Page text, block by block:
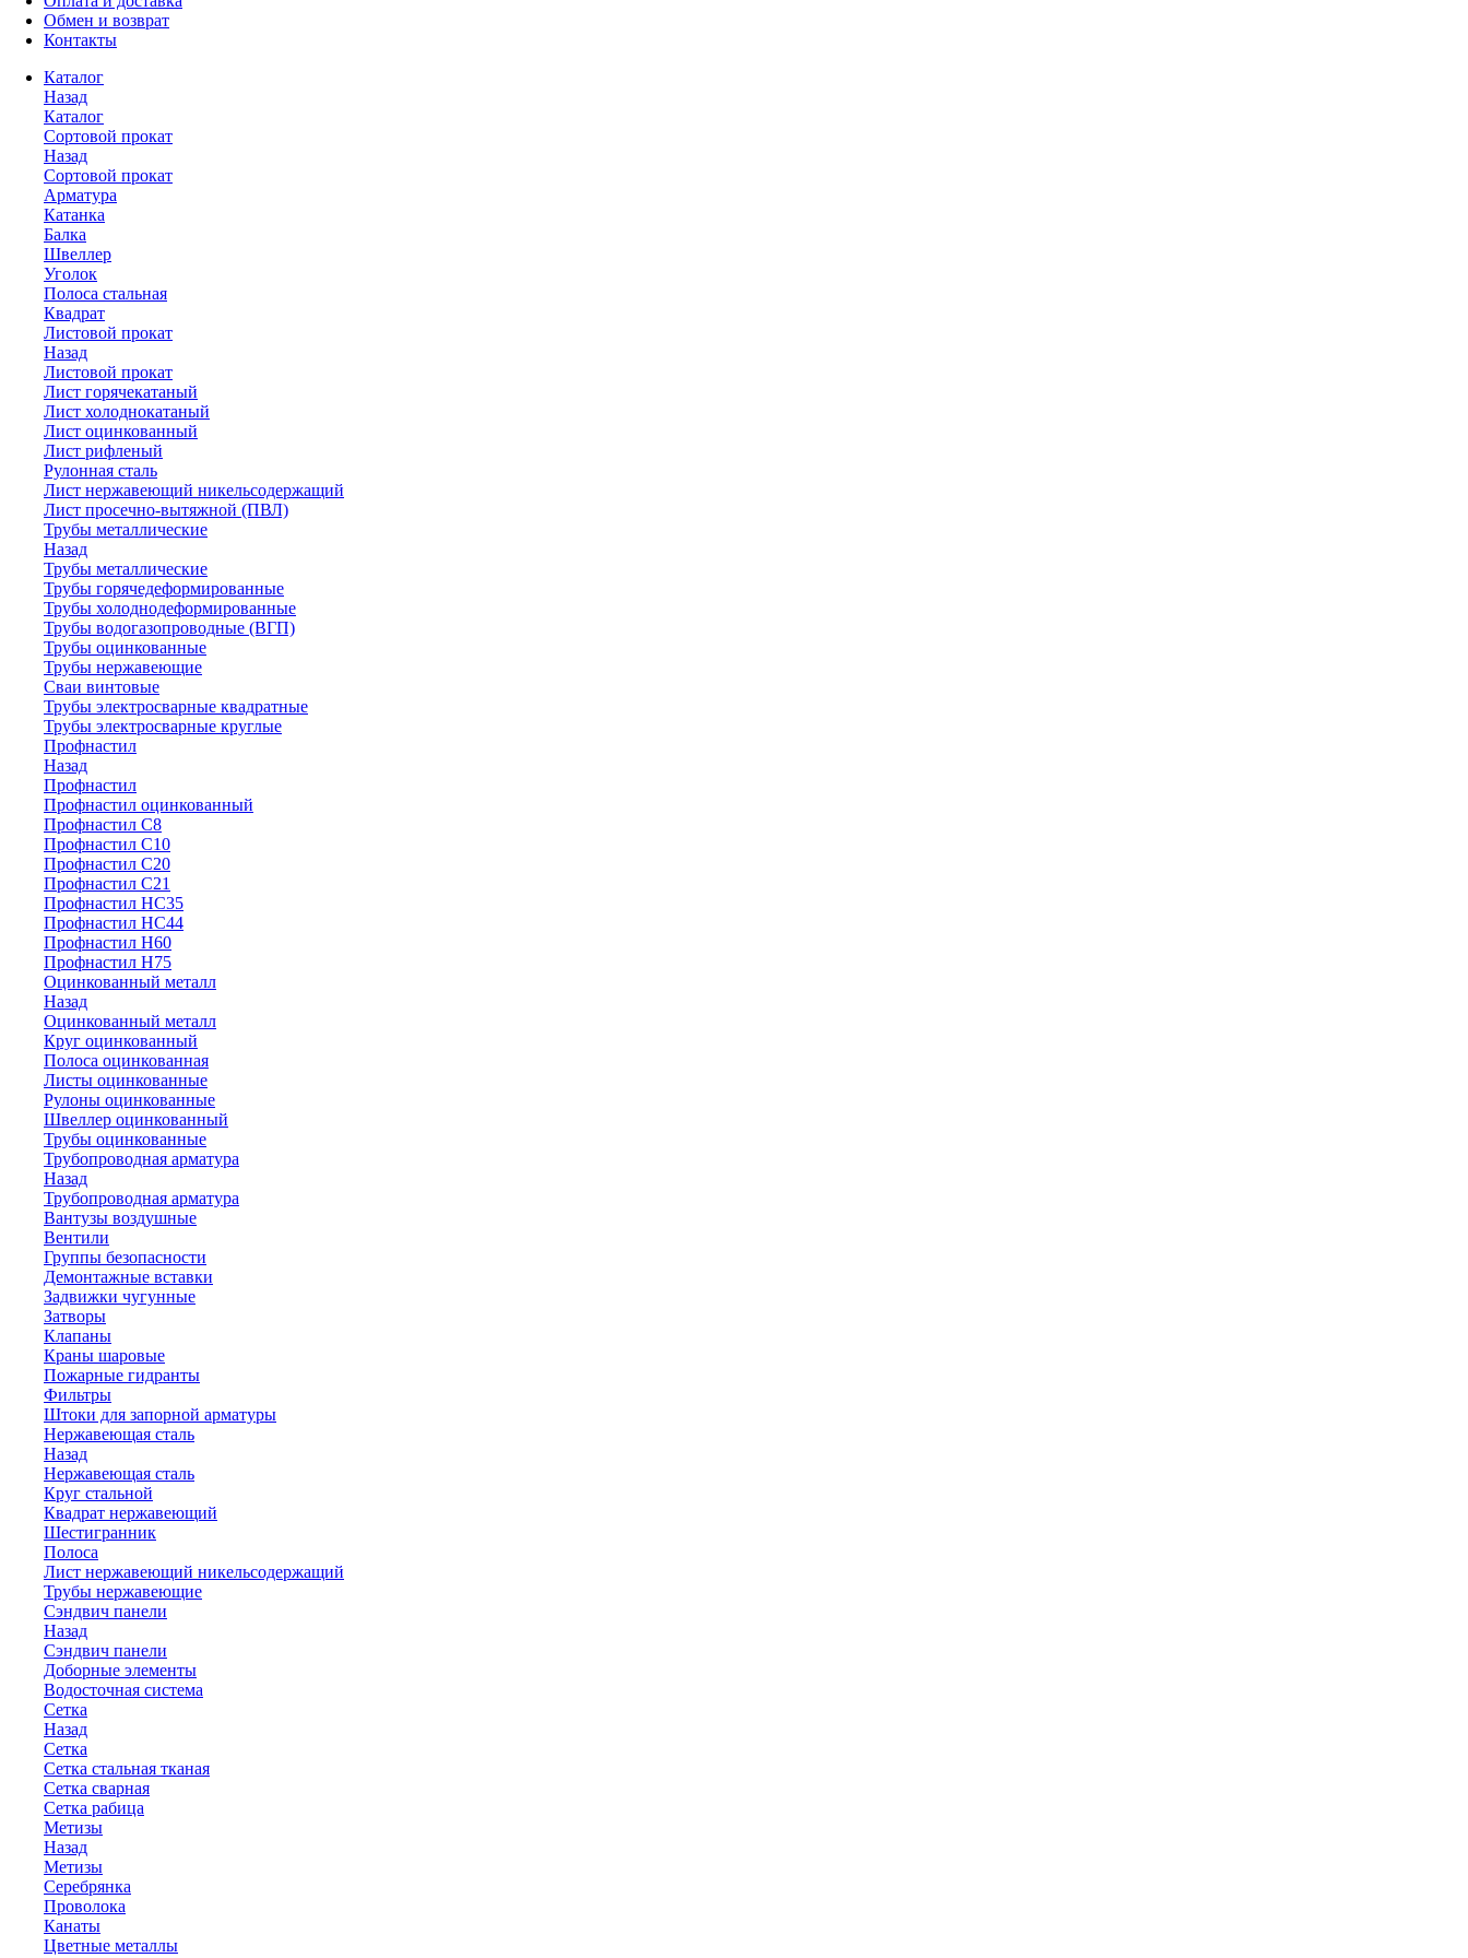
Обмен и возврат
Контакты
Каталог
Назад
Каталог
Сортовой прокат
Назад
Сортовой прокат
Арматура
Катанка
Балка
Швеллер
Уголок
Полоса стальная
Квадрат
Листовой прокат
Назад
Листовой прокат
Лист горячекатаный
Лист холоднокатаный
Лист оцинкованный
Лист рифленый
Рулонная сталь
Лист нержавеющий никельсодержащий
Лист просечно-вытяжной (ПВЛ)
Трубы металлические
Назад
Трубы металлические
Трубы горячедеформированные
Трубы холоднодеформированные
Трубы водогазопроводные (ВГП)
Трубы оцинкованные
Трубы нержавеющие
Сваи винтовые
Трубы электросварные квадратные
Трубы электросварные круглые
Профнастил
Назад
Профнастил
Профнастил оцинкованный
Профнастил С8
Профнастил С10
Профнастил С20
Профнастил С21
Профнастил НС35
Профнастил НС44
Профнастил Н60
Профнастил Н75
Оцинкованный металл
Назад
Оцинкованный металл
Круг оцинкованный
Полоса оцинкованная
Листы оцинкованные
Рулоны оцинкованные
Швеллер оцинкованный
Трубы оцинкованные
Трубопроводная арматура
Назад
Трубопроводная арматура
Вантузы воздушные
Вентили
Группы безопасности
Демонтажные вставки
Задвижки чугунные
Затворы
Клапаны
Краны шаровые
Пожарные гидранты
Фильтры
Штоки для запорной арматуры
Нержавеющая сталь
Назад
Нержавеющая сталь
Круг стальной
Квадрат нержавеющий
Шестигранник
Полоса
Лист нержавеющий никельсодержащий
Трубы нержавеющие
Сэндвич панели
Назад
Сэндвич панели
Доборные элементы
Водосточная система
Сетка
Назад
Сетка
Сетка стальная тканая
Сетка сварная
Сетка рабица
Метизы
Назад
Метизы
Серебрянка
Проволока
Канаты
Цветные металлы